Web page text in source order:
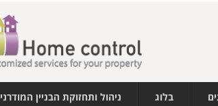
ניהול ותחזוקת הבניין המודרני בלוג